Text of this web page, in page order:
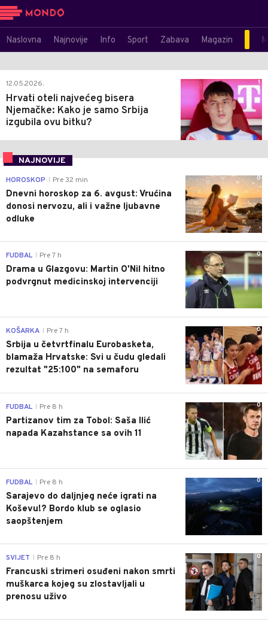
Naslovna Najnovije Info Sport Zabava Magazin
12.05.2026.
Hrvati oteli najvećeg bisera
Njemačke: Kako je samo Srbija
izgubila ovu bitku?
1
NAJNOVIJE
0
HOROSKOP Pre 32 min
Dnevni horoskop za 6. avgust: Vrućina
donosi nervozu, ali i važne ljubavne
odluke
0
FUDBAL Pre 7 h
Drama u Glazgovu: Martin O'Nil hitno
podvrgnut medicinskoj intervenciji
0
KOŠARKA Pre 7 h
Srbija u četvrtfinalu Eurobasketa,
blamaža Hrvatske: Svi u čudu gledali
rezultat "25:100" na semaforu
0
FUDBAL Pre 8 h
Partizanov tim za Tobol: Saša Ilić
napada Kazahstance sa ovih 11
0
FUDBAL Pre 8 h
Sarajevo do daljnjeg neće igrati na
Koševu!? Bordo klub se oglasio
saopštenjem
0
SVIJET Pre 8 h
Francuski strimeri osuđeni nakon smrti
muškarca kojeg su zlostavljali u
prenosu uživo